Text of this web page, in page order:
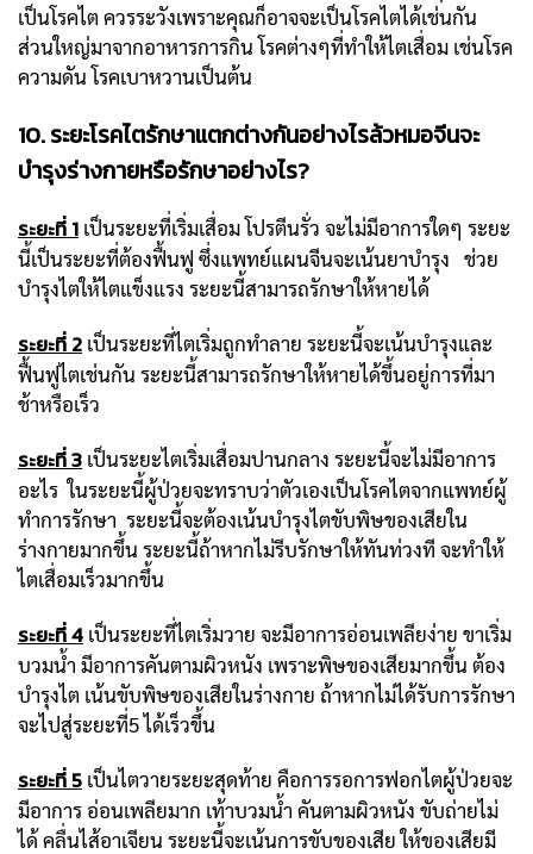
เป็นโรคไต ควรระวังเพราะคุณก็อาจจะเป็นโรคไตได้เช่นกัน
ส่วนใหญ่มาจากอาหารการกิน โรคต่างๆที่ทำให้ไตเสื่อม เช่นโรค
ความดัน โรคเบาหวานเป็นต้น
10. ระยะโรคไตรักษาแตกต่างกันอย่างไรล้วหมอจีนจะ
บำรุงร่างกายหรือรักษาอย่างไร?
ระยะที่ 1 เป็นระยะที่เริ่มเสื่อม โปรตีนรั่ว จะไม่มีอาการใดๆ ระยะ
นี้เป็นระยะที่ต้องฟื้นฟู ซึ่งแพทย์แผนจีนจะเน้นยาบำรุง ช่วย
บำรุงไตให้ไตแข็งแรง ระยะนี้สามารถรักษาให้หายได้
ระยะที่ 2 เป็นระยะที่ไตเริ่มถูกทำลาย ระยะนี้จะเน้นบำรุงและ
ฟื้นฟูไตเช่นกัน ระยะนี้สามารถรักษาให้หายได้ขึ้นอยู่การที่มา
ช้าหรือเร็ว
ระยะที่ 3 เป็นระยะไตเริ่มเสื่อมปานกลาง ระยะนี้จะไม่มีอาการ
อะไร ในระยะนี้ผู้ป่วยจะทราบว่าตัวเองเป็นโรคไตจากแพทย์ผู้
ทำการรักษา ระยะนี้จะต้องเน้นบำรุงไตขับพิษของเสียใน
ร่างกายมากขึ้น ระยะนี้ถ้าหากไม่รีบรักษาให้ทันท่วงที จะทำให้
ไตเสื่อมเร็วมากขึ้น
ระยะที่ 4 เป็นระยะที่ไตเริ่มวาย จะมีอาการอ่อนเพลียง่าย ขาเริ่ม
บวมน้ำ มีอาการคันตามผิวหนัง เพราะพิษของเสียมากขึ้น ต้อง
บำรุงไต เน้นขับพิษของเสียในร่างกาย ถ้าหากไม่ได้รับการรักษา
จะไปสู่ระยะที่5 ได้เร็วขึ้น
ระยะที่ 5 เป็นไตวายระยะสุดท้าย คือการรอการฟอกไตผู้ป่วยจะ
มีอาการ อ่อนเพลียมาก เท้าบวมน้ำ คันตามผิวหนัง ขับถ่ายไม่
ได้ คลื่นไส้อาเจียน ระยะนี้จะเน้นการขับของเสีย ให้ของเสียมี